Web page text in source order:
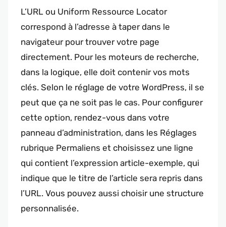
L’URL ou Uniform Ressource Locator
correspond à l’adresse à taper dans le
navigateur pour trouver votre page
directement. Pour les moteurs de recherche,
dans la logique, elle doit contenir vos mots
clés. Selon le réglage de votre WordPress, il se
peut que ça ne soit pas le cas. Pour configurer
cette option, rendez-vous dans votre
panneau d’administration, dans les Réglages
rubrique Permaliens et choisissez une ligne
qui contient l’expression article-exemple, qui
indique que le titre de l’article sera repris dans
l’URL. Vous pouvez aussi choisir une structure
personnalisée.